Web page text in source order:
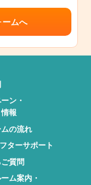
ームへ
ン・
報
ムの流れ
ターサポート
質問
ム案内・